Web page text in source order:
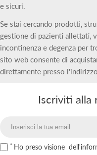
e sicuri.
Se stai cercando prodotti,
gestione di pazienti allettati,
incontinenza e degenza per
sito web consente di
direttamente presso
Iscriviti alla
Ho preso visione